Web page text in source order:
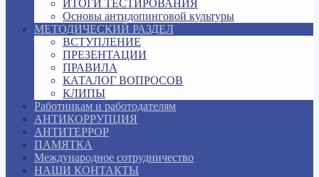
ИТОГИ ТЕСТИРОВАНИЯ
Основы антидопинговой культуры
МЕТОДИЧЕСКИЙ РАЗДЕЛ
ВСТУПЛЕНИЕ
ПРЕЗЕНТАЦИИ
ПРАВИЛА
КАТАЛОГ ВОПРОСОВ
КЛИПЫ
Работникам и работодателям
АНТИКОРРУПЦИЯ
АНТИТЕРРОР
ПАМЯТКА
Международное сотрудничество
НАШИ КОНТАКТЫ